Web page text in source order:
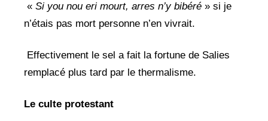
« Si you nou eri mourt, arres n’y bibéré » si je
n’étais pas mort personne n’en vivrait.
Effectivement le sel a fait la fortune de Salies
remplacé plus tard par le thermalisme.
Le culte protestant